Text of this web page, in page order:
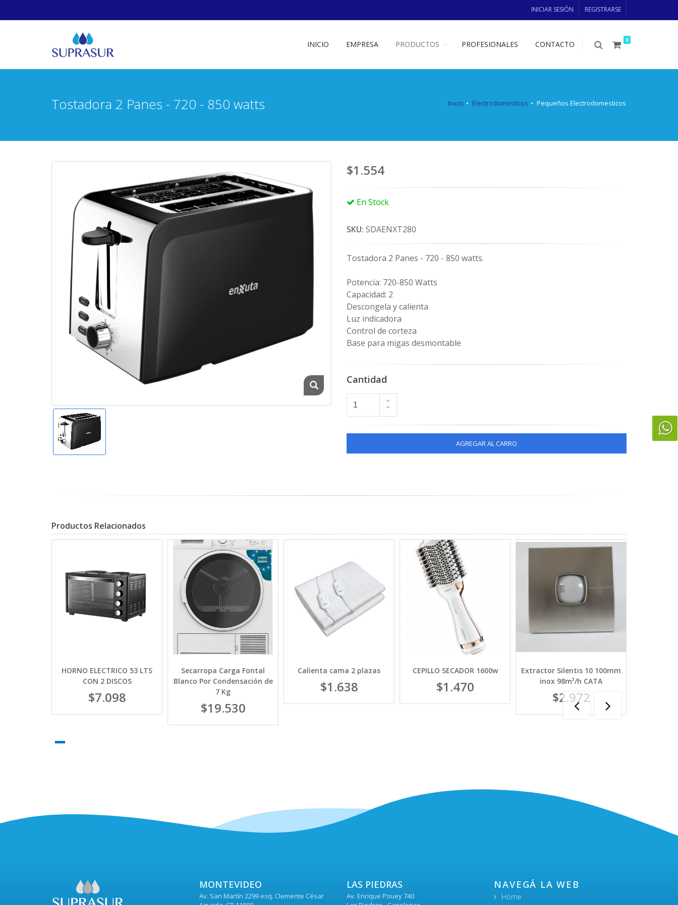
INICIAR SESIÓN REGISTRARSE
0
INICIO EMPRESA PRODUCTOS PROFESIONALES CONTACTO
Tostadora 2 Panes - 720 - 850 watts Inicio Electrodomesticos Pequeños Electrodomesticos
$1.554
En Stock
SKU: SDAENXT280
Tostadora 2 Panes - 720 - 850 watts.
Potencia: 720-850 Watts
Capacidad: 2
Descongela y calienta
Luz indicadora
Control de corteza
Base para migas desmontable
Cantidad
AGREGAR AL CARRO
Productos Relacionados
HORNO ELECTRICO 53 LTS
CON 2 DISCOS
$7.098
Secarropa Carga Fontal
Blanco Por Condensación de
7 Kg
$19.530
Calienta cama 2 plazas
$1.638
CEPILLO SECADOR 1600w
$1.470
Extractor Silentis 10 100mm
inox 98m³/h CATA
$2.972
MONTEVIDEO
Av. San Martín 2299 esq. Clemente César
LAS PIEDRAS
Av. Enrique Pouey 740
NAVEGÁ LA WEB
Home